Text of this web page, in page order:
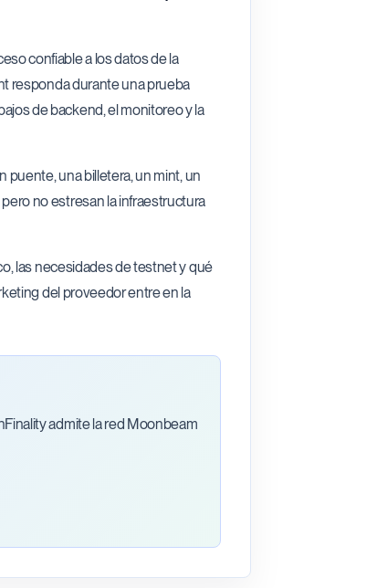
confiable a los datos de la
responda durante una prueba
de backend, el monitoreo y la
puente, una billetera, un mint, un
no estresan la infraestructura
las necesidades de testnet y qué
del proveedor entre en la
admite la red Moonbeam